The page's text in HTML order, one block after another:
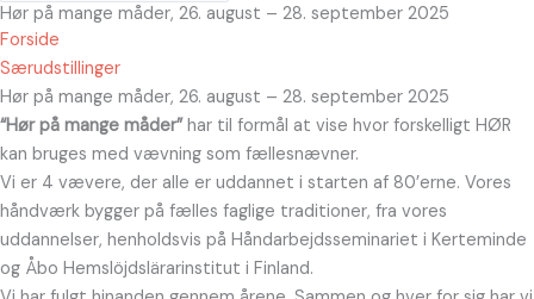
Hør på mange måder, 26. august – 28. september 2025
Forside
Særudstillinger
Hør på mange måder, 26. august – 28. september 2025
“Hør på mange måder”har til formål at vise hvor forskelligt HØR
kan bruges med vævning som fællesnævner.
Vi er 4 vævere, der alle er uddannet i starten af 80’erne. Vores
håndværk bygger på fælles faglige traditioner, fra vores
uddannelser, henholdsvis på Håndarbejdsseminariet i Kerteminde
og Åbo Hemslöjdslärarinstitut i Finland.